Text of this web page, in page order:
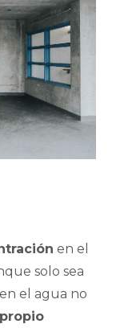
en el
solo sea
el agua no